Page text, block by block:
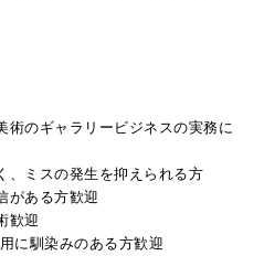
術のギャラリービジネスの実務に
、ミスの発生を抑えられる方
がある方歓迎
歓迎
に馴染みのある方歓迎